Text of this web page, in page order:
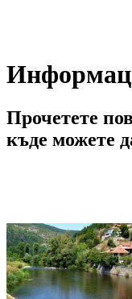
Прочетете
къде можете